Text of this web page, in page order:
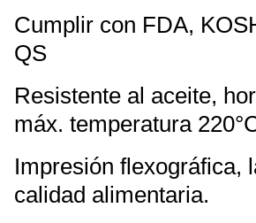
Cumplir con FDA,
QS
Resistente al aceite,
máx. temperatura
Impresión flexográfica,
calidad alimentaria.